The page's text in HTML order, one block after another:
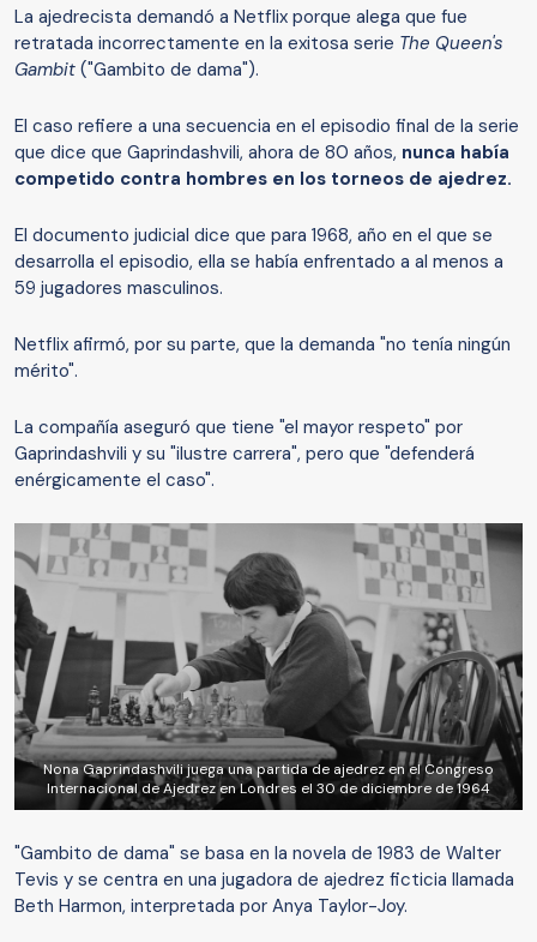
La ajedrecista demandó a Netflix porque alega que fue
retratada incorrectamente en la exitosa serie The Queen's
Gambit ("Gambito de dama").
El caso refiere a una secuencia en el episodio final de la serie
que dice que Gaprindashvili, ahora de 80 años, nunca había
competido contra hombres en los torneos de ajedrez.
El documento judicial dice que para 1968, año en el que se
desarrolla el episodio, ella se había enfrentado a al menos a
59 jugadores masculinos.
Netflix afirmó, por su parte, que la demanda "no tenía ningún
mérito".
La compañía aseguró que tiene "el mayor respeto" por
Gaprindashvili y su "ilustre carrera", pero que "defenderá
enérgicamente el caso".
Nona Gaprindashvili juega una partida de ajedrez en el Congreso
Internacional de Ajedrez en Londres el 30 de diciembre de 1964
"Gambito de dama" se basa en la novela de 1983 de Walter
Tevis y se centra en una jugadora de ajedrez ficticia llamada
Beth Harmon, interpretada por Anya Taylor-Joy.